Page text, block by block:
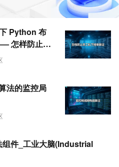
Python 布
怎样防止员
法的监控局
件_工业大脑(Industrial